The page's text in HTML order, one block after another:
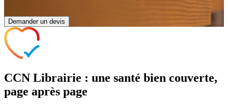
Demander un devis
CCN Librairie : une santé bien couverte,
page après page